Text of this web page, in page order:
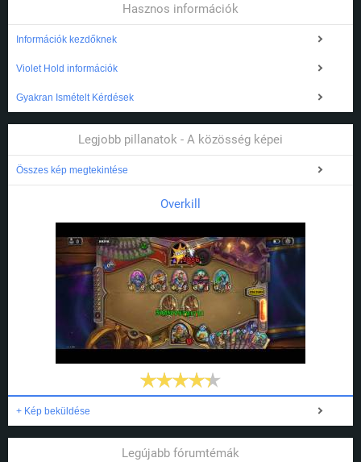
Hasznos információk
Információk kezdőknek
Violet Hold információk
Gyakran Ismételt Kérdések
Legjobb pillanatok - A közösség képei
Összes kép megtekintése
Overkill
+ Kép beküldése
Legújabb fórumtémák